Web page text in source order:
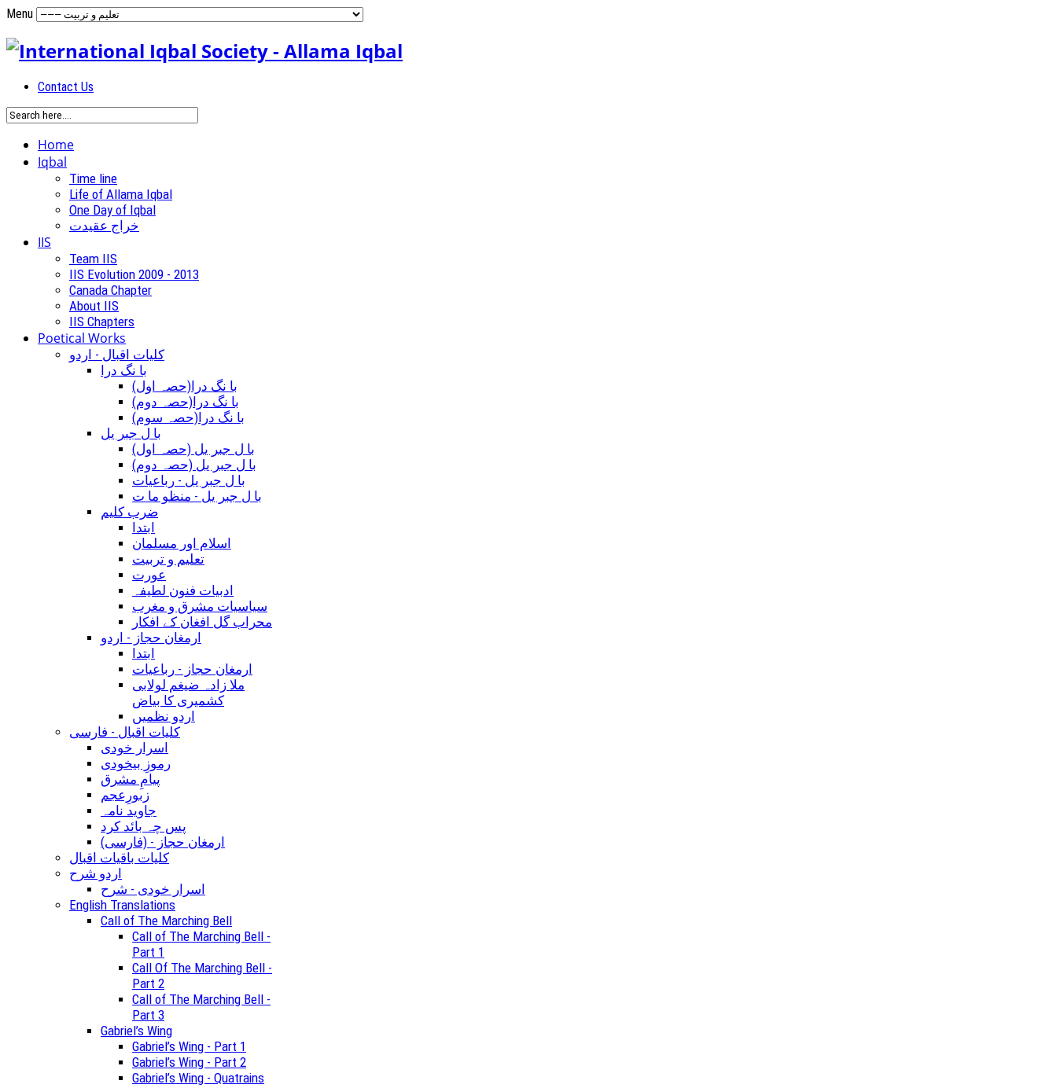
Menu
Contact Us
Home
Iqbal
Time line
Life of Allama Iqbal
One Day of Iqbal
خراج عقیدت
IIS
Team IIS
IIS Evolution 2009 - 2013
Canada Chapter
About IIS
IIS Chapters
Poetical Works
کلیات اقبال - اردو
با نگ درا
(با نگ درا(حصہ اول
(با نگ درا(حصہ دوم
(با نگ درا(حصہ سوم
با ل جبر یل
(با ل جبر یل (حصہ اول
(با ل جبر یل (حصہ دوم
با ل جبر یل - رباعيات
با ل جبر یل - منظو ما ت
ضرب کلیم
ابتدا
اسلام اور مسلمان
تعلیم و تربیت
عورت
ادبیات فنون لطیفہ
سیاسیات مشرق و مغرب
محراب گل افغان کے افکار
ارمغان حجاز - اردو
ابتدا
ارمغان حجاز - رباعیات
ملا زادہ ضیغم لولابی
کشمیری کا بیاض
اردو نظمیں
کلیات اقبال - فارسی
اسرار خودی
رموزِ بیخودی
پیامِ مشرق
زبورِعجم
جاوید نامہ
پس چہ بائد کرد
(ارمغان حجاز - (فارسی
کلیات باقیات اقبال
اردو شرح
اسرار خودی - شرح
English Translations
Call of The Marching Bell
Call of The Marching Bell -
Part 1
Call Of The Marching Bell -
Part 2
Call of The Marching Bell -
Part 3
Gabriel’s Wing
Gabriel’s Wing - Part 1
Gabriel’s Wing - Part 2
Gabriel’s Wing - Quatrains